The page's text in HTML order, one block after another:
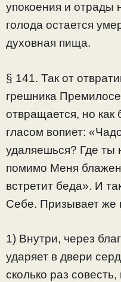
упокоения и отрады
голода остается
духовная пища.
§ 141. Так от
грешника
отвращается, но как
гласом вопиет:
удаляешься? Где
помимо Меня
встретит беда». И
Себе. Призывает же
1) Внутри, через
ударяет в двери
сколько раз